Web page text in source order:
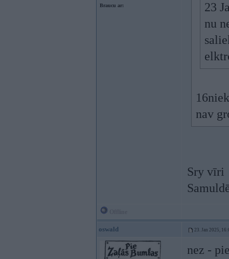
Braucu ar:
23
nu
nav
Sry vīri
oswald 23. Jan 2025,
nez -